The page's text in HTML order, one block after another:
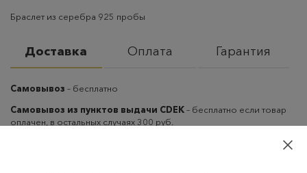
Браслет из серебра 925 пробы
Доставка Оплата Гарантия
Самовывоз – бесплатно
Самовывоз из пунктов выдачи CDEK– бесплатно если товар
оплачен, в остальных случаях 300 руб.